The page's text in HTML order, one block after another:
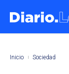
Inicio Sociedad